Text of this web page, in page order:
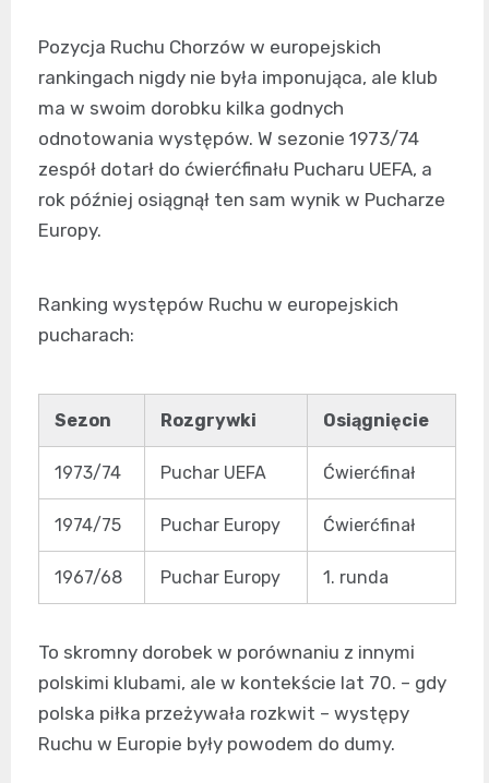
Pozycja Ruchu Chorzów w europejskich
rankingach nigdy nie była imponująca, ale klub
ma w swoim dorobku kilka godnych
odnotowania występów. W sezonie 1973/74
zespół dotarł do ćwierćfinału Pucharu UEFA, a
rok później osiągnął ten sam wynik w Pucharze
Europy.
Ranking występów Ruchu w europejskich
pucharach:
Sezon Rozgrywki Osiągnięcie
1973/74 Puchar UEFA Ćwierćfinał
1974/75 Puchar Europy Ćwierćfinał
1967/68 Puchar Europy 1. runda
To skromny dorobek w porównaniu z innymi
polskimi klubami, ale w kontekście lat 70. – gdy
polska piłka przeżywała rozkwit – występy
Ruchu w Europie były powodem do dumy.